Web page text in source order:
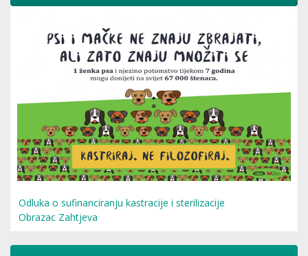
Odluka o sufinanciranju kastracije i sterilizacije
Obrazac Zahtjeva